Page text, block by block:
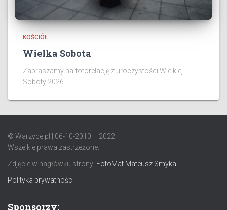
KOŚCIÓŁ
Wielka Sobota
Zapraszamy na fotorelację z uroczystości Wielkiej
Soboty 2026.
© Warzyce.pl | 06-10-2010 – 2022
Wszelkie prawa zastrzeżone.
Zdjęcie w nagłówku strony: FotoMat Mateusz Smyka
Polityka prywatności
Sponsorzy: